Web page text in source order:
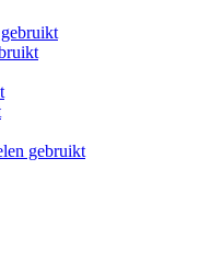
gebruikt